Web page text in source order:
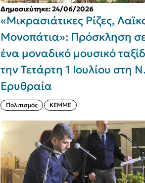
Δημοσιεύτηκε: 24/06/2026
«Μικρασιάτικες Ρίζες,
Μονοπάτια»: Πρόσκληση
ένα μοναδικό μουσικό
την Τετάρτη 1 Ιουλίου στη Ν.
Ερυθραία
Πολιτισμός ΚΕΜΜΕ